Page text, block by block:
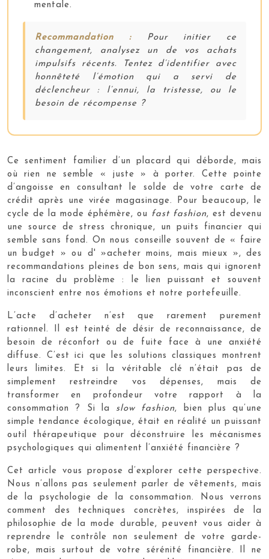
mentale.
Recommandation :Pour initier ce
changement, analysez un de vos achats
impulsifs récents. Tentez d’identifier avec
honnêteté l’émotion qui a servi de
déclencheur : l’ennui, la tristesse, ou le
besoin de récompense ?
Ce sentiment familier d’un placard qui déborde, mais
où rien ne semble « juste » à porter. Cette pointe
d’angoisse en consultant le solde de votre carte de
crédit après une virée magasinage. Pour beaucoup, le
cycle de la mode éphémère, ou fast fashion, est devenu
une source de stress chronique, un puits financier qui
semble sans fond. On nous conseille souvent de « faire
un budget » ou d' »acheter moins, mais mieux », des
recommandations pleines de bon sens, mais qui ignorent
la racine du problème : le lien puissant et souvent
inconscient entre nos émotions et notre portefeuille.
L’acte d’acheter n’est que rarement purement
rationnel. Il est teinté de désir de reconnaissance, de
besoin de réconfort ou de fuite face à une anxiété
diffuse. C’est ici que les solutions classiques montrent
leurs limites. Et si la véritable clé n’était pas de
simplement restreindre vos dépenses, mais de
transformer en profondeur votre rapport à la
consommation ? Si la slow fashion, bien plus qu’une
simple tendance écologique, était en réalité un puissant
outil thérapeutique pour déconstruire les mécanismes
psychologiques qui alimentent l’anxiété financière ?
Cet article vous propose d’explorer cette perspective.
Nous n’allons pas seulement parler de vêtements, mais
de la psychologie de la consommation. Nous verrons
comment des techniques concrètes, inspirées de la
philosophie de la mode durable, peuvent vous aider à
reprendre le contrôle non seulement de votre garde-
robe, mais surtout de votre sérénité financière. Il ne